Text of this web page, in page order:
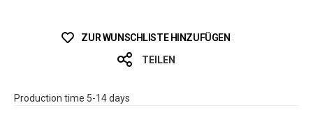
ZUR WUNSCHLISTE HINZUFÜGEN
TEILEN
Production time 5-14 days